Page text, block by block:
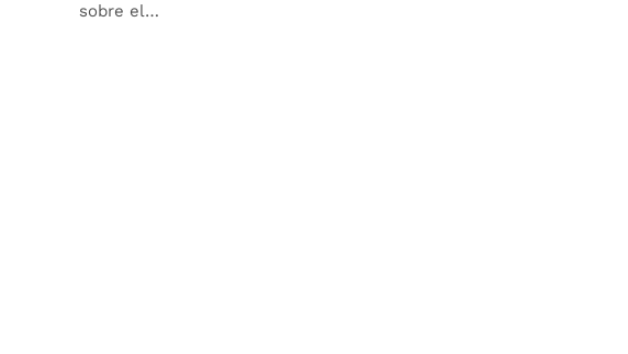
sobre el…